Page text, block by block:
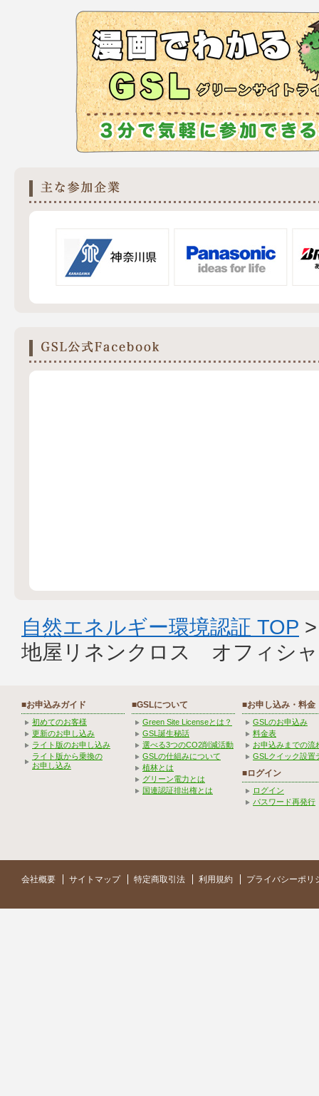
自然エネルギー環境認証 TOP
地屋リネンクロス オフィシ
■お申込みガイド
初めてのお客様
更新のお申し込み
ライト版のお申し込み
ライト版から乗換の
お申し込み
■GSLについて
Green Site Licenseとは？
GSL誕生秘話
選べる3つのCO2削減活動
GSLの仕組みについて
植林とは
グリーン電力とは
国連認証排出権とは
■お申し込み・料金
GSLのお申込み
料金表
お申込みまでの流
GSLクイック設置
■ログイン
ログイン
パスワード再発行
会社概要 サイトマップ 特定商取引法 利用規約 プライバシーポリ